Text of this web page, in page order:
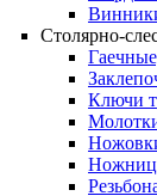
Столярно-
Ключи